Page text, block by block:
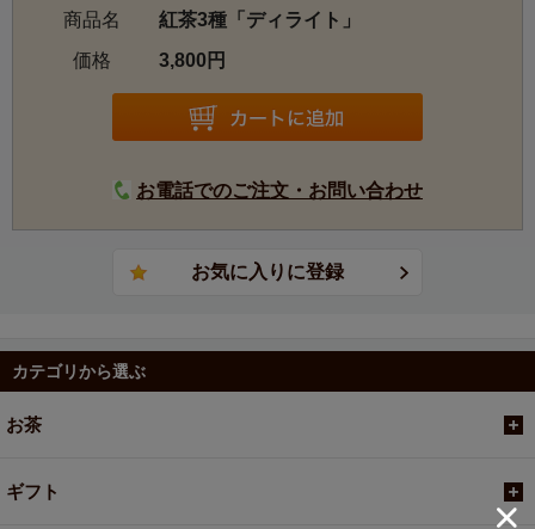
商品名
紅茶3種「ディライト」
価格
3,800円
お電話でのご注文・お問い合わせ
カテゴリから選ぶ
お茶
ギフト